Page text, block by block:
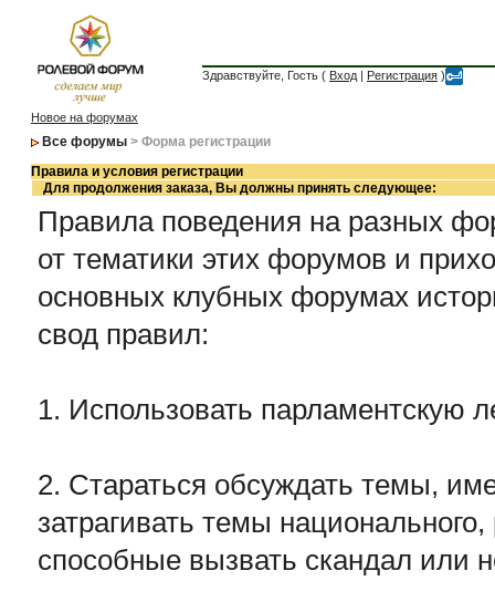
Здравствуйте, Гость ( Вход | Регистрация )
Новое на форумах
Все форумы > Форма регистрации
Правила и условия регистрации
Для продолжения заказа, Вы должны принять следующее:
Правила поведения на разных
от тематики этих форумов и
основных клубных форумах
свод правил:
1. Использовать парламентскую
2. Стараться обсуждать темы,
затрагивать темы
способные вызвать скандал или